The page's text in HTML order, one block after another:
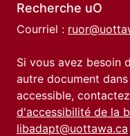
Recherche uO
Courriel :
Si vous avez besoin
autre document
accessible,
d'accessibilité de la
libadapt@uottawa.ca